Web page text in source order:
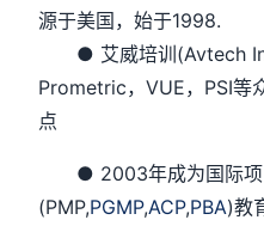
源于美国，始于1998.
● 艾威培训(Avtech
Prometric，VUE，PSI等
点
● 2003年成为国际项
(PMP,PGMP,ACP,PBA)教